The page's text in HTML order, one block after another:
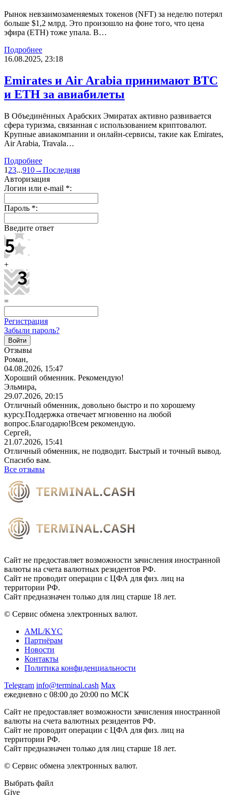
Рынок невзаимозаменяемых токенов (NFT) за неделю потерял
больше $1,2 млрд. Это произошло на фоне того, что цена
эфира (ETH) тоже упала. В…
Подробнее
16.08.2025, 23:18
Emirates и Air Arabia принимают BTC
и ETH за авиабилеты
В Объединённых Арабских Эмиратах активно развивается
сфера туризма, связанная с использованием криптовалют.
Крупные авиакомпании и онлайн-сервисы, такие как Emirates,
Air Arabia, Travala…
Подробнее
1 23...910→Последняя
Авторизация
Логин или e-mail *:
Пароль *:
Введите ответ
+
=
Регистрация
Забыли пароль?
Отзывы
Роман,
04.08.2026, 15:47
Хороший обменник. Рекомендую!
Эльмира,
29.07.2026, 20:15
Отличный обменник, довольно быстро и по хорошему
курсу.Поддержка отвечает мгновенно на любой
вопрос.Благодарю!Всем рекомендую.
Сергей,
21.07.2026, 15:41
Отличный обменник, не подводит. Быстрый и точный вывод.
Спасибо вам.
Все отзывы
Сайт не предоставляет возможности зачисления иностранной
валюты на счета валютных резидентов РФ.
Сайт не проводит операции с ЦФА для физ. лиц на
территории РФ.
Сайт предназначен только для лиц старше 18 лет.
© Сервис обмена электронных валют.
AML/KYC
Партнёрам
Новости
Контакты
Политика конфиденциальности
Telegram info@terminal.cash Max
ежедневно с 08:00 до 20:00 по МСК
Сайт не предоставляет возможности зачисления иностранной
валюты на счета валютных резидентов РФ.
Сайт не проводит операции с ЦФА для физ. лиц на
территории РФ.
Сайт предназначен только для лиц старше 18 лет.
© Сервис обмена электронных валют.
Выбрать файл
Give